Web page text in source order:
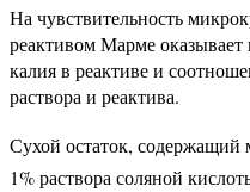
На чувствительность
реактивом Марме
калия в реактиве и
раствора и реактива.
Сухой остаток, содержащий
1% раствора соляной